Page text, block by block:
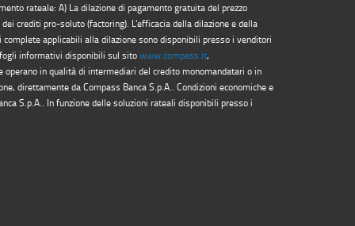
rateale: A) La dilazione di pagamento gratuita del prezzo
crediti pro-soluto (factoring). L'efficacia della dilazione e della
applicabili alla dilazione sono disponibili presso i venditori
informativi disponibili sul sitowww.compass.it,
in qualità di intermediari del credito monomandatari o in
direttamente da Compass Banca S.p.A.. Condizioni economiche e
S.p.A.. In funzione delle soluzioni rateali disponibili presso i